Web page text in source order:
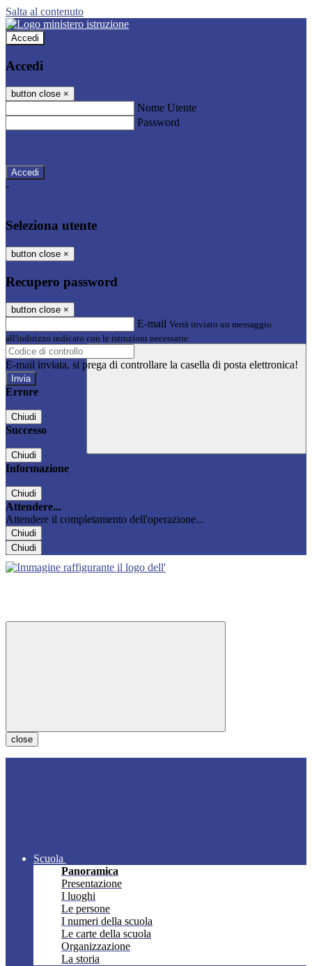
Salta al contenuto
Accedi
Accedi
button close ×
Nome Utente
Password
-
Seleziona utente
button close ×
Recupero password
button close ×
E-mail Verrà inviato un messaggio
all'indirizzo indicato con le istruzioni necessarie.
E-mail inviata, si prega di controllare la casella di posta elettronica!
Errore
Chiudi
Successo
Chiudi
Informazione
Chiudi
Attendere...
Attendere il completamento dell'operazione...
Chiudi
Chiudi
close
Scuola
Panoramica
Presentazione
I luoghi
Le persone
I numeri della scuola
Le carte della scuola
Organizzazione
La storia